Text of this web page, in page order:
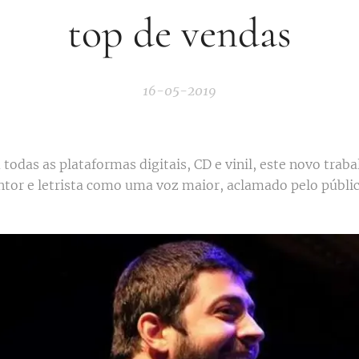
top de vendas
16-05-2019
as plataformas digitais, CD e vinil, este novo
e letrista como uma voz maior, aclamado pelo